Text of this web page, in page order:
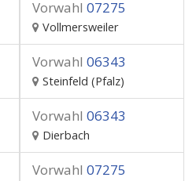
Vorwahl 07275
Vollmersweiler
Vorwahl 06343
Steinfeld (Pfalz)
Vorwahl 06343
Dierbach
Vorwahl 07275